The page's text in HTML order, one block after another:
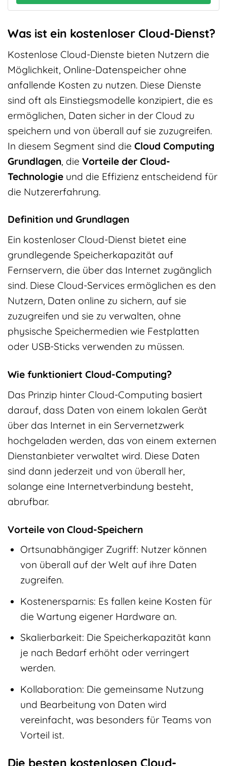
Was ist ein kostenloser Cloud-Dienst?
Kostenlose Cloud-Dienste bieten Nutzern die
Möglichkeit, Online-Datenspeicher ohne
anfallende Kosten zu nutzen. Diese Dienste
sind oft als Einstiegsmodelle konzipiert, die es
ermöglichen, Daten sicher in der Cloud zu
speichern und von überall auf sie zuzugreifen.
In diesem Segment sind die Cloud Computing
Grundlagen, die Vorteile der Cloud-
Technologie und die Effizienz entscheidend für
die Nutzererfahrung.
Definition und Grundlagen
Ein kostenloser Cloud-Dienst bietet eine
grundlegende Speicherkapazität auf
Fernservern, die über das Internet zugänglich
sind. Diese Cloud-Services ermöglichen es den
Nutzern, Daten online zu sichern, auf sie
zuzugreifen und sie zu verwalten, ohne
physische Speichermedien wie Festplatten
oder USB-Sticks verwenden zu müssen.
Wie funktioniert Cloud-Computing?
Das Prinzip hinter Cloud-Computing basiert
darauf, dass Daten von einem lokalen Gerät
über das Internet in ein Servernetzwerk
hochgeladen werden, das von einem externen
Dienstanbieter verwaltet wird. Diese Daten
sind dann jederzeit und von überall her,
solange eine Internetverbindung besteht,
abrufbar.
Vorteile von Cloud-Speichern
Ortsunabhängiger Zugriff: Nutzer können
von überall auf der Welt auf ihre Daten
zugreifen.
Kostenersparnis: Es fallen keine Kosten für
die Wartung eigener Hardware an.
Skalierbarkeit: Die Speicherkapazität kann
je nach Bedarf erhöht oder verringert
werden.
Kollaboration: Die gemeinsame Nutzung
und Bearbeitung von Daten wird
vereinfacht, was besonders für Teams von
Vorteil ist.
Die besten kostenlosen Cloud-